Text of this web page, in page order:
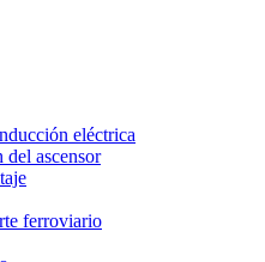
eléctrica
del ascensor
ferroviario